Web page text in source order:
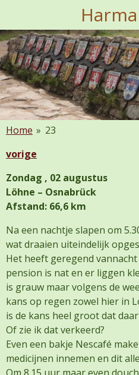
naar
de
hoofdinhoud
Home » 23
vorige
Zondag , 02 augustus
Löhne – Osnabrück
Afstand: 66,6 km
Na een nachtje slapen om
wat draaien uiteindelijk
Het heeft geregend
pension is nat en er liggen
is grauw maar volgens de
kans op regen zowel hier in
is de kans heel groot dat
Of zie ik dat verkeerd?
Even een bakje Nescafé
medicijnen innemen en dit